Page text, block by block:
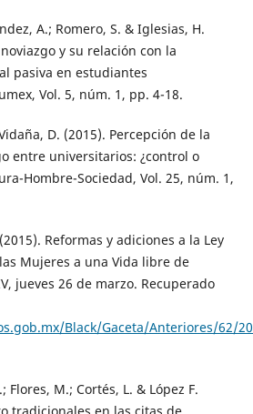
A.; Romero, S. & Iglesias, H.
y su relación con la
pasiva en estudiantes
Vol. 5, núm. 1, pp. 4-18.
D. (2015). Percepción de la
entre universitarios: ¿control o
Hombre-Sociedad, Vol. 25, núm. 1,
Reformas y adiciones a la Ley
Mujeres a una Vida libre de
jueves 26 de marzo. Recuperado
Black/Gaceta/Anteriores/62/
Flores, M.; Cortés, L. & López F.